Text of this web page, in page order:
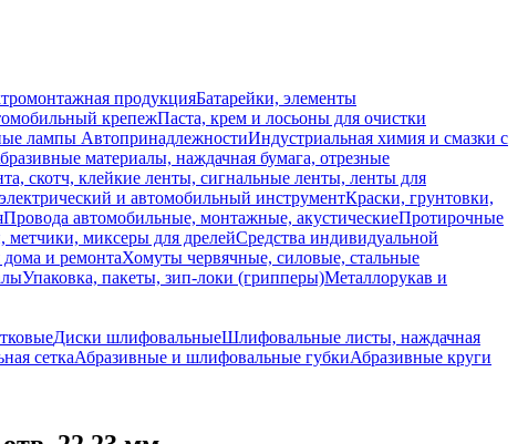
продукцияБатарейки, элементы
крепежПаста, крем и лосьоны для очистки
лампы АвтопринадлежностиИндустриальная химия и смазки с
материалы, наждачная бумага, отрезные
скотч, клейкие ленты, сигнальные ленты, ленты для
и автомобильный инструментКраски, грунтовки,
Провода автомобильные, монтажные, акустическиеПротирочные
метчики, миксеры для дрелейСредства индивидуальной
и ремонтаХомуты червячные, силовые, стальные
Упаковка, пакеты, зип-локи (грипперы)Металлорукав и
Диски шлифовальныеШлифовальные листы, наждачная
сеткаАбразивные и шлифовальные губкиАбразивные круги